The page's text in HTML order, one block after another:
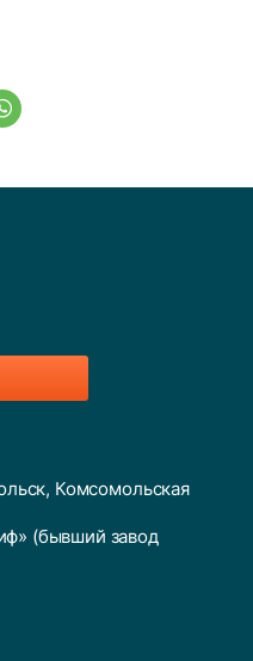
Комсомольская
(бывший завод